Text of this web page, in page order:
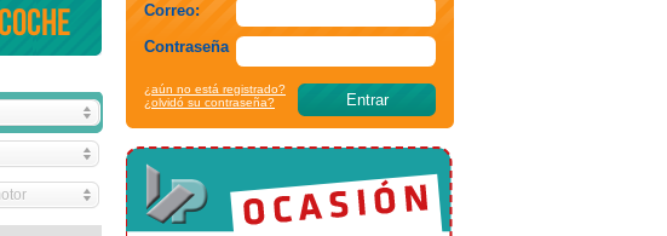
Correo:
Contraseña
¿aún no está registrado?
¿olvidó su contraseña?